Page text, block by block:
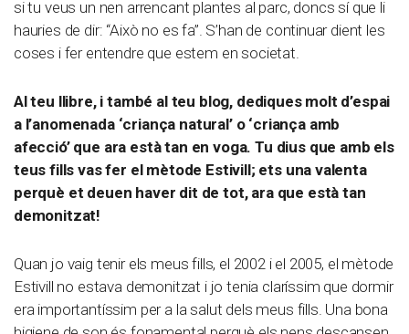
si tu veus un nen arrencant plantes al parc, doncs sí que li
hauries de dir: “Això no es fa”. S’han de continuar dient les
coses i fer entendre que estem en societat.
Al teu llibre, i també al teu blog, dediques molt d’espai
a l’anomenada ‘criança natural’ o ‘criança amb
afecció’ que ara està tan en voga. Tu dius que amb els
teus fills vas fer el mètode Estivill; ets una valenta
perquè et deuen haver dit de tot, ara que està tan
demonitzat!
Quan jo vaig tenir els meus fills, el 2002 i el 2005, el mètode
Estivill no estava demonitzat i jo tenia claríssim que dormir
era importantíssim per a la salut dels meus fills. Una bona